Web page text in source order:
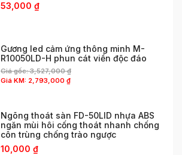
53,000 ₫
Gương led cảm ứng thông minh M-
R10050LD-H phun cát viền độc đáo
Giá gốc:3,527,000₫
Giá KM: 2,793,000 ₫
Ngõng thoát sàn FD-50LID nhựa ABS
ngăn mùi hôi cống thoát nhanh chống
côn trùng chống trào ngược
10,000 ₫